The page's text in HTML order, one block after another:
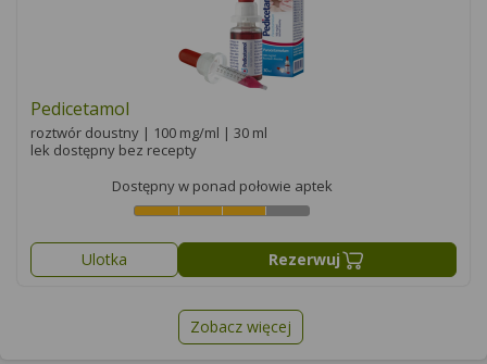
Pedicetamol
roztwór doustny | 100 mg/ml | 30 ml
lek dostępny bez recepty
Dostępny w ponad połowie aptek
Ulotka Rezerwuj
Zobacz więcej